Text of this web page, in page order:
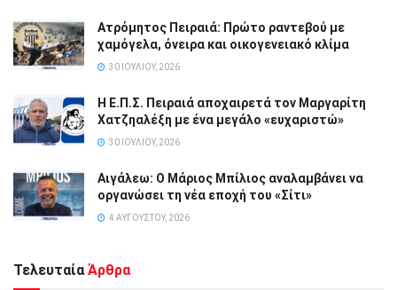
Ατρόμητος Πειραιά: Πρώτο ραντεβού με
χαμόγελα, όνειρα και οικογενειακό κλίμα
30 ΙΟΥΛΊΟΥ, 2026
Η Ε.Π.Σ. Πειραιά αποχαιρετά τον Μαργαρίτη
Χατζηαλέξη με ένα μεγάλο «ευχαριστώ»
30 ΙΟΥΛΊΟΥ, 2026
Αιγάλεω: Ο Μάριος Μπίλιος αναλαμβάνει να
οργανώσει τη νέα εποχή του «Σίτι»
4 ΑΥΓΟΎΣΤΟΥ, 2026
Τελευταία Άρθρα